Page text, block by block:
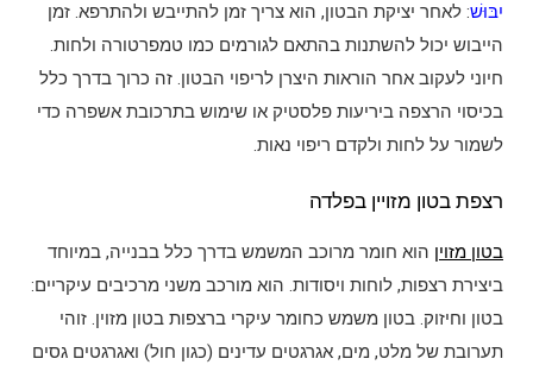
יִבּוּשׁ: לאחר יציקת הבטון, הוא צריך זמן להתייבש ולהתרפא. זמן
הייבוש יכול להשתנות בהתאם לגורמים כמו טמפרטורה ולחות.
חיוני לעקוב אחר הוראות היצרן לריפוי הבטון. זה כרוך בדרך כלל
בכיסוי הרצפה ביריעות פלסטיק או שימוש בתרכובת אשפרה כדי
לשמור על לחות ולקדם ריפוי נאות.
רצפת בטון מזויין בפלדה
בטון מזוין הוא חומר מרוכב המשמש בדרך כלל בבנייה, במיוחד
ביצירת רצפות, לוחות ויסודות. הוא מורכב משני מרכיבים עיקריים:
בטון וחיזוק. בטון משמש כחומר עיקרי ברצפות בטון מזוין. זוהי
תערובת של מלט, מים, אגרגטים עדינים (כגון חול) ואגרגטים גסים